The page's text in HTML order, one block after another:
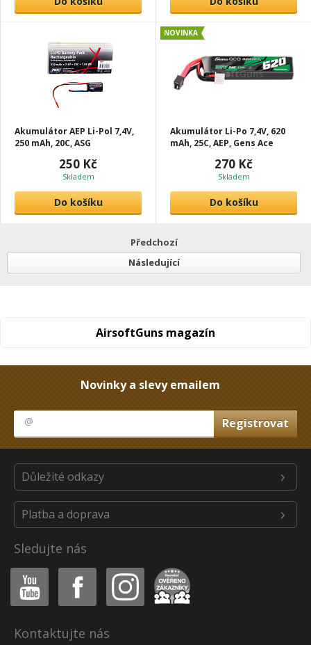
Akumulátor AEP Li-Pol 7,4V,
250 mAh, 20C, ASG
250 Kč
Skladem
Do košíku
Akumulátor Li-Po 7,4V, 620
mAh, 25C, AEP, Gens Ace
270 Kč
Skladem
NOVINKA
Do košíku
Předchozí
Následující
AirsoftGuns magazín
Novinky a slevy emailem
Důležité odkazy
Platba a doprava
Sledujte nás
Youtube Facebook Instagram Heureka
Kontaktujte nás